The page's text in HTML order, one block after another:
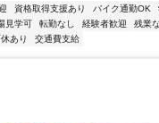
資格取得支援あり バイク通勤OK
見学可 転勤なし 経験者歓迎 残業な
あり 交通費支給